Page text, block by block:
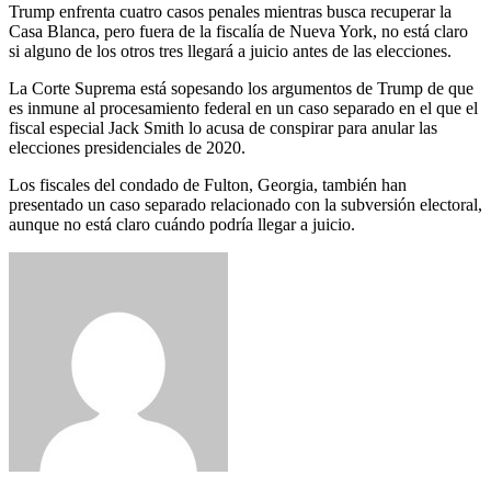
Trump enfrenta cuatro casos penales mientras busca recuperar la
Casa Blanca, pero fuera de la fiscalía de Nueva York, no está claro
si alguno de los otros tres llegará a juicio antes de las elecciones.
La Corte Suprema está sopesando los argumentos de Trump de que
es inmune al procesamiento federal en un caso separado en el que el
fiscal especial Jack Smith lo acusa de conspirar para anular las
elecciones presidenciales de 2020.
Los fiscales del condado de Fulton, Georgia, también han
presentado un caso separado relacionado con la subversión electoral,
aunque no está claro cuándo podría llegar a juicio.